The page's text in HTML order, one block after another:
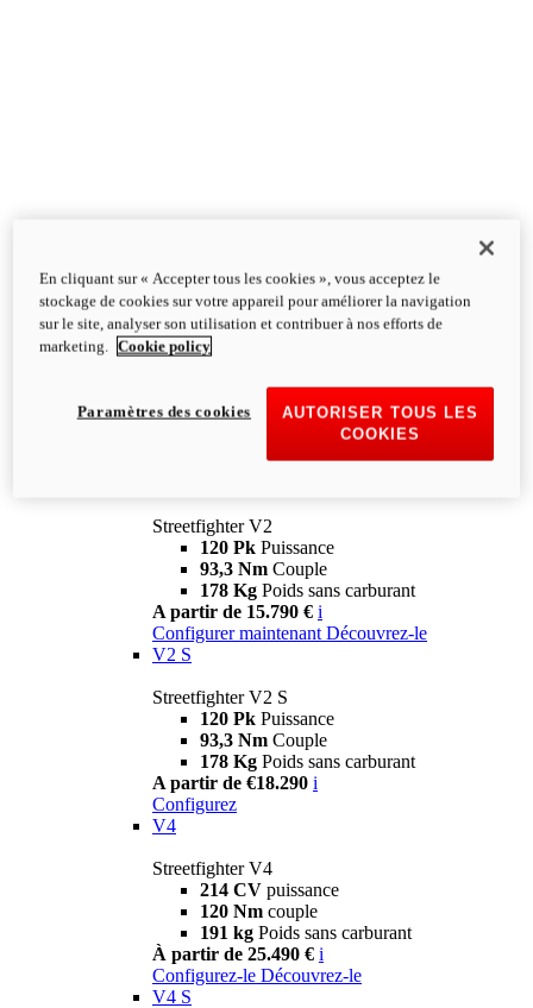
Streetfighter V2
120 Pk Puissance
93,3 Nm Couple
178 Kg Poids sans carburant
A partir de 15.790 € i
Configurer maintenant Découvrez-le
V2 S
Streetfighter V2 S
120 Pk Puissance
93,3 Nm Couple
178 Kg Poids sans carburant
A partir de €18.290 i
Configurez
V4
Streetfighter V4
214 CV puissance
120 Nm couple
191 kg Poids sans carburant
À partir de 25.490 € i
Configurez-le Découvrez-le
V4 S
En cliquant sur « Accepter tous les cookies », vous acceptez le
stockage de cookies sur votre appareil pour améliorer la navigation
sur le site, analyser son utilisation et contribuer à nos efforts de
marketing.
Cookie policy
AUTORISER TOUS LES
COOKIES
Paramètres des cookies